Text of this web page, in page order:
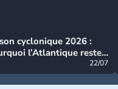
cyclonique 2026 :
l’Atlantique reste
22/07